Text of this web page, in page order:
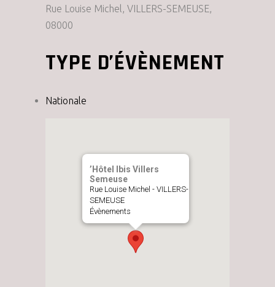
Rue Louise Michel, VILLERS-SEMEUSE,
08000
TYPE D’ÉVÈNEMENT
Nationale
’Hôtel Ibis Villers
Semeuse
Rue Louise Michel - VILLERS-
SEMEUSE
Évènements